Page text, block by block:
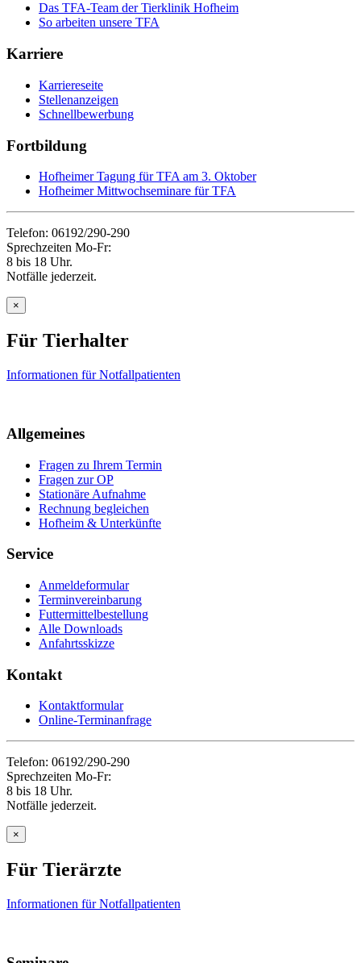
Das TFA-Team der Tierklinik Hofheim
So arbeiten unsere TFA
Karriere
Karriereseite
Stellenanzeigen
Schnellbewerbung
Fortbildung
Hofheimer Tagung für TFA am 3. Oktober
Hofheimer Mittwochseminare für TFA
Telefon: 06192/290-290
Sprechzeiten Mo-Fr:
8 bis 18 Uhr.
Notfälle jederzeit.
×
Für Tierhalter
Informationen für Notfallpatienten
Allgemeines
Fragen zu Ihrem Termin
Fragen zur OP
Stationäre Aufnahme
Rechnung begleichen
Hofheim & Unterkünfte
Service
Anmeldeformular
Terminvereinbarung
Futtermittelbestellung
Alle Downloads
Anfahrtsskizze
Kontakt
Kontaktformular
Online-Terminanfrage
Telefon: 06192/290-290
Sprechzeiten Mo-Fr:
8 bis 18 Uhr.
Notfälle jederzeit.
×
Für Tierärzte
Informationen für Notfallpatienten